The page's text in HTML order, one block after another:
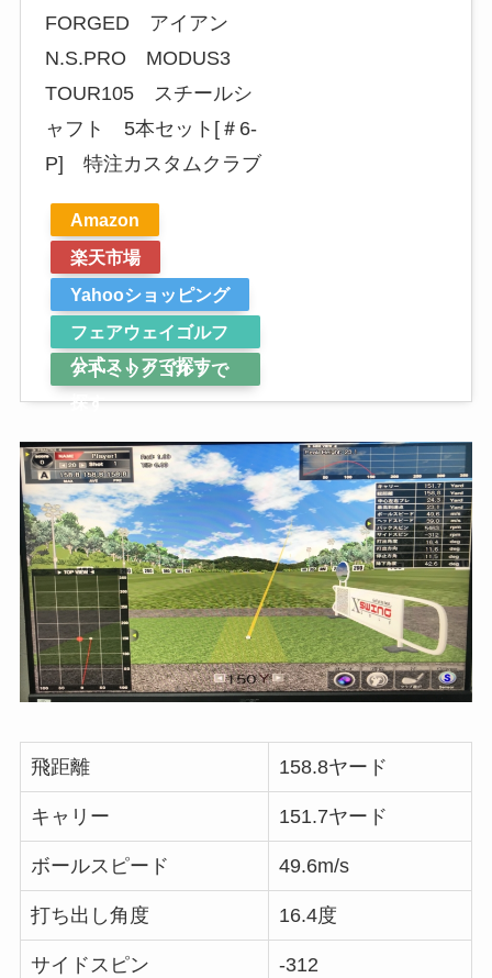
FORGED アイアン
N.S.PRO MODUS3
TOUR105 スチールシ
ャフト 5本セット[＃6-
P] 特注カスタムクラブ
Amazon
楽天市場
Yahooショッピング
フェアウェイゴルフ
公式ストアで探す
アトミックゴルフで
探す
飛距離 158.8ヤード
キャリー 151.7ヤード
ボールスピード 49.6m/s
打ち出し角度 16.4度
サイドスピン -312